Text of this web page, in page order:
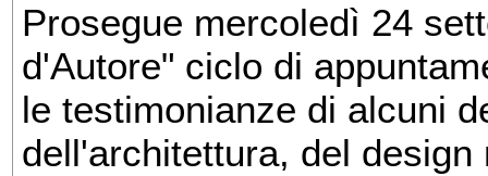
Prosegue mercoledì 24
d'Autore" ciclo di
le testimonianze di alcuni
dell'architettura, del